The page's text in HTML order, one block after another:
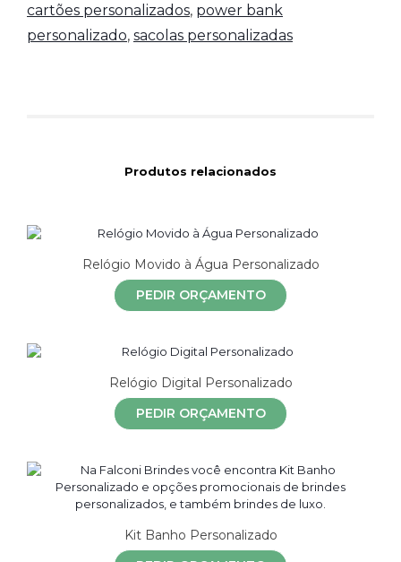
cartões personalizados, power bank
personalizado, sacolas personalizadas
Produtos relacionados
Relógio Movido à Água Personalizado
PEDIR ORÇAMENTO
Relógio Digital Personalizado
PEDIR ORÇAMENTO
Kit Banho Personalizado